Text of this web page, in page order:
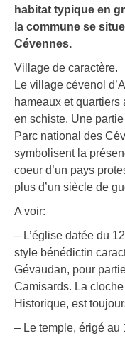
habitat typique en
la commune se
Cévennes.
Village de caractère.
Le village cévenol
hameaux et
en schiste. Une
Parc national des
symbolisent la
coeur d’un pays
plus d’un siècle de
A voir:
– L’église datée du
style bénédictin
Gévaudan, pour
Camisards. La
Historique, est
– Le temple, érigé au